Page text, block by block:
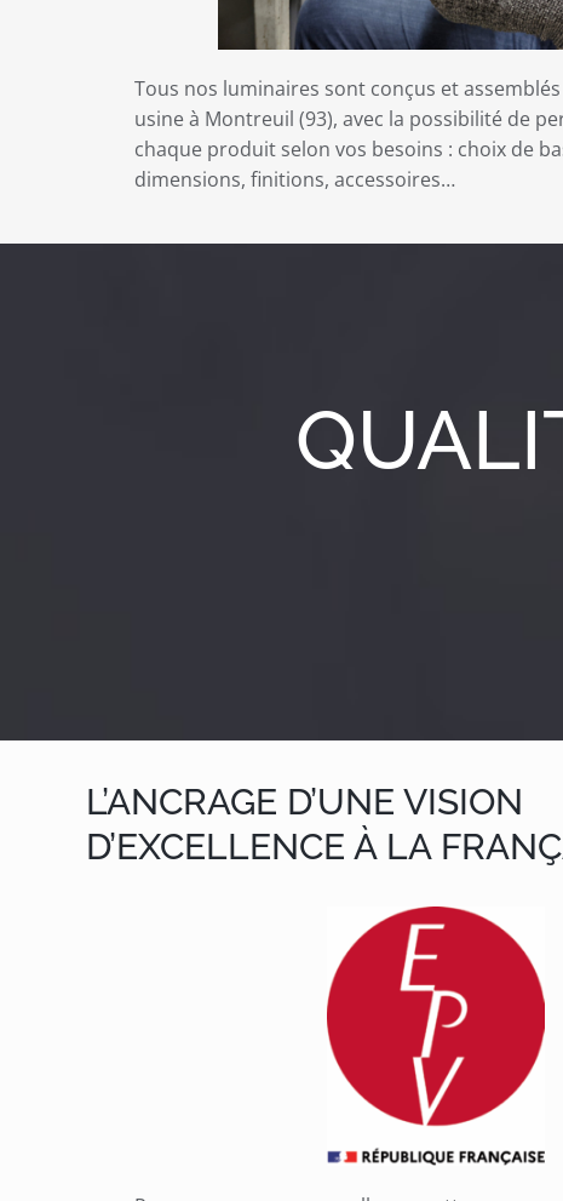
Tous nos luminaires sont conçus et
usine à Montreuil (93), avec la possibilité de
chaque produit selon vos besoins : choix de
dimensions, finitions, accessoires…
L’ANCRAGE D’UNE VISION
D’EXCELLENCE À LA